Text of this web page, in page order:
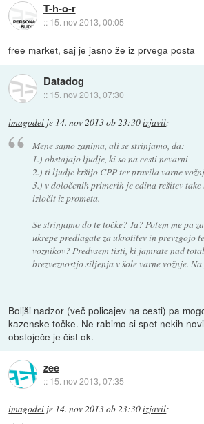
T-h-o-r
:: 15. nov 2013, 00:05
free market, saj je jasno že iz prvega posta
Datadog
:: 15. nov 2013, 07:30
imagodei je 14. nov 2013 ob 23:30izjavil:
Mene samo zanima, ali se strinjamo, da:
1.) obstajajo ljudje, ki so na cesti nevarni
2.) ti ljudje kršijo CPP ter pravila varne
3.) v določenih primerih je edina rešitev
izločit iz prometa.
Se strinjamo do te točke? Ja? Potem me pa
ukrepe predlagate za ukrotitev in prevzgojo
voznikov? Predvsem tisti, ki jamrate nad
brezveznostjo siljenja v šole varne vožnje.
Boljši nadzor (več policajev na cesti) pa
kazenske točke. Ne rabimo si spet nekih
obstoječe je čist ok.
zee
:: 15. nov 2013, 07:35
imagodei je 14. nov 2013 ob 23:30izjavil: